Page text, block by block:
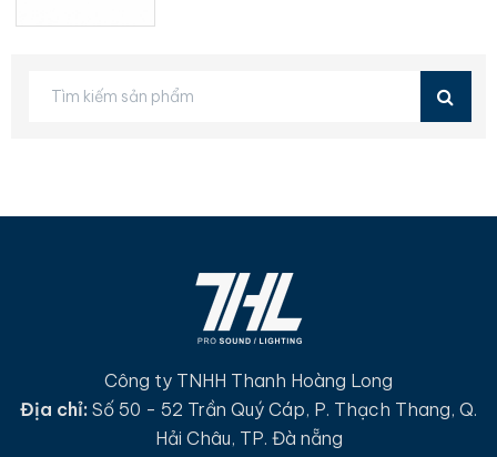
Công ty TNHH Thanh Hoàng Long
Địa chỉ: Số 50 - 52 Trần Quý Cáp, P. Thạch Thang, Q.
Hải Châu, TP. Đà nẵng